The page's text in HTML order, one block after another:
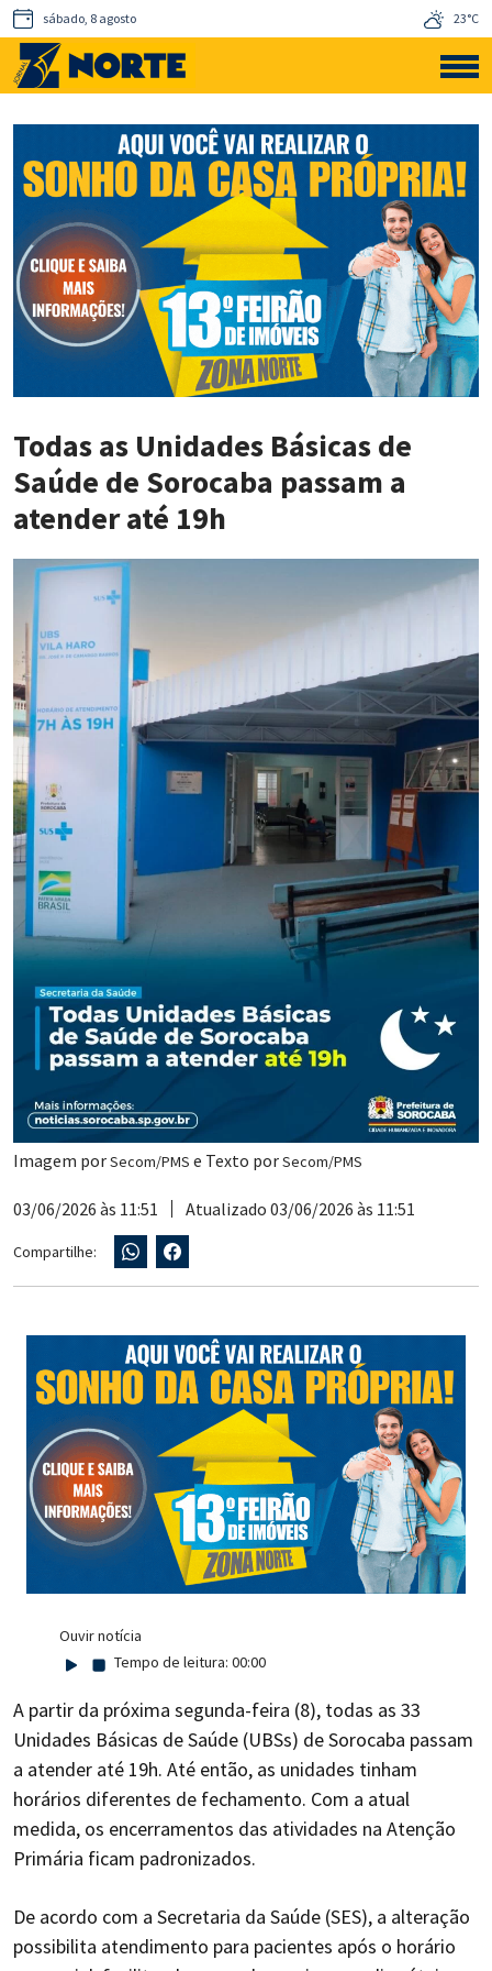
sábado, 8 agosto 23°C
Todas as Unidades Básicas de
Saúde de Sorocaba passam a
atender até 19h
Imagem porSecom/PMS e Texto porSecom/PMS
03/06/2026 às 11:51 Atualizado 03/06/2026 às 11:51
Compartilhe:
Ouvir notícia
Tempo de leitura: 00:00
A partir da próxima segunda-feira (8), todas as 33
Unidades Básicas de Saúde (UBSs) de Sorocaba passam
a atender até 19h. Até então, as unidades tinham
horários diferentes de fechamento. Com a atual
medida, os encerramentos das atividades na Atenção
Primária ficam padronizados.
De acordo com a Secretaria da Saúde (SES), a alteração
possibilita atendimento para pacientes após o horário